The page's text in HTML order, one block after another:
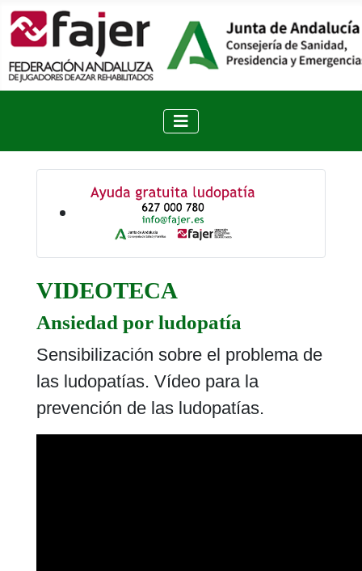
VIDEOTECA
Ansiedad por ludopatía
Sensibilización sobre el problema de
las ludopatías. Vídeo para la
prevención de las ludopatías.